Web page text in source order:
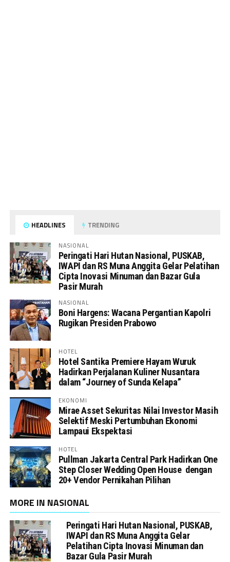
HEADLINES TRENDING
NASIONAL
Peringati Hari Hutan Nasional, PUSKAB,
IWAPI dan RS Muna Anggita Gelar Pelatihan
Cipta Inovasi Minuman dan Bazar Gula
Pasir Murah
NASIONAL
Boni Hargens: Wacana Pergantian Kapolri
Rugikan Presiden Prabowo
HOTEL
Hotel Santika Premiere Hayam Wuruk
Hadirkan Perjalanan Kuliner Nusantara
dalam “Journey of Sunda Kelapa”
EKONOMI
Mirae Asset Sekuritas Nilai Investor Masih
Selektif Meski Pertumbuhan Ekonomi
Lampaui Ekspektasi
HOTEL
Pullman Jakarta Central Park Hadirkan One
Step Closer Wedding Open House dengan
20+ Vendor Pernikahan Pilihan
MORE IN NASIONAL
Peringati Hari Hutan Nasional, PUSKAB,
IWAPI dan RS Muna Anggita Gelar
Pelatihan Cipta Inovasi Minuman dan
Bazar Gula Pasir Murah